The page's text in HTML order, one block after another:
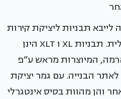
תבניות ליציקת קירות
של חברת RITEK האוסטרלית. תבניות XL ו XLT הינן
המיוצרות מראש ע”פ
הבנייה. עם גמר יציקת
והן מהוות בסיס אינטגרלי